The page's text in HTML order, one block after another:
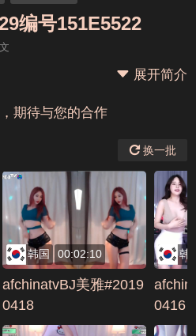
编号151E5522
展开简介
网站发展历程)
期待与您的合作
换一批
韩国 00:02:10
afchinatvBJ美雅#2019
0418
韩
0416